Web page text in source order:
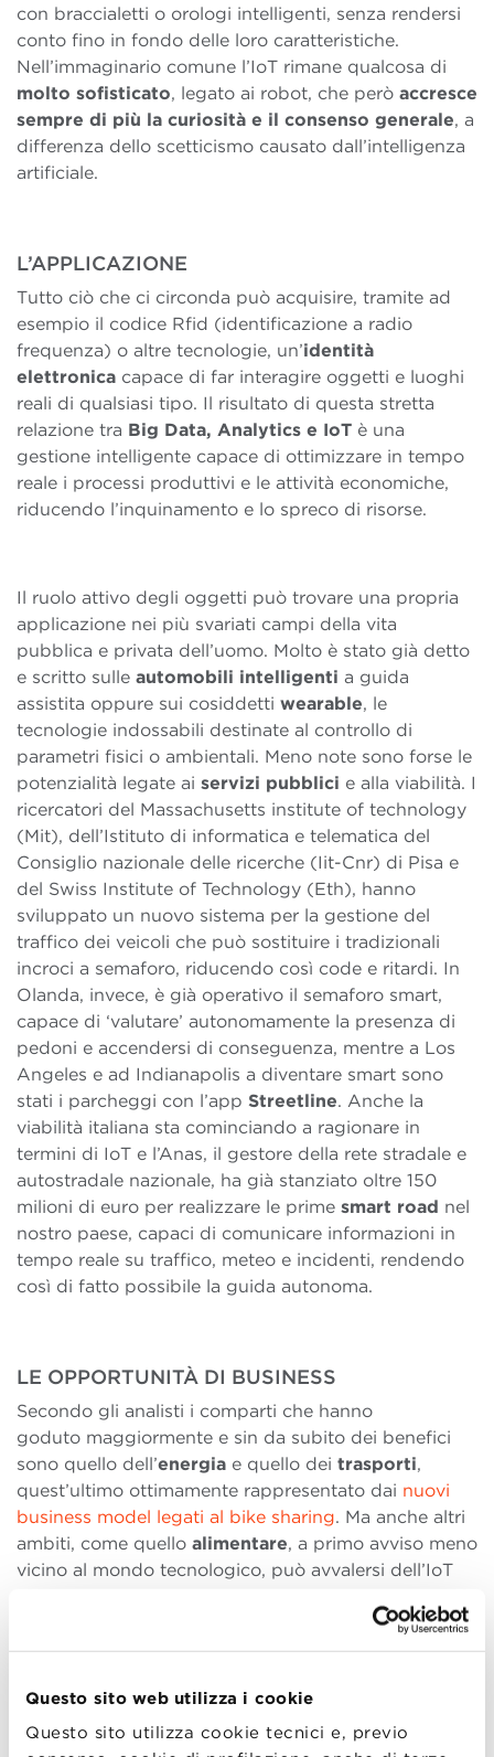
Questo sito web utilizza i cookie
Questo sito utilizza cookie tecnici e, previo
con braccialetti o orologi intelligenti, senza rendersi
conto fino in fondo delle loro caratteristiche.
Nell’immaginario comune l’IoT rimane qualcosa di
molto sofisticato, legato ai robot, che però accresce
sempre di più la curiosità e il consenso generale, a
differenza dello scetticismo causato dall’intelligenza
artificiale.
L’APPLICAZIONE
Tutto ciò che ci circonda può acquisire, tramite ad
esempio il codice Rfid (identificazione a radio
frequenza) o altre tecnologie, un’identità
elettronica capace di far interagire oggetti e luoghi
reali di qualsiasi tipo. Il risultato di questa stretta
relazione tra Big Data, Analytics e IoT è una
gestione intelligente capace di ottimizzare in tempo
reale i processi produttivi e le attività economiche,
riducendo l’inquinamento e lo spreco di risorse.
Il ruolo attivo degli oggetti può trovare una propria
applicazione nei più svariati campi della vita
pubblica e privata dell’uomo. Molto è stato già detto
e scritto sulle automobili intelligenti a guida
assistita oppure sui cosiddetti wearable, le
tecnologie indossabili destinate al controllo di
parametri fisici o ambientali. Meno note sono forse le
potenzialità legate ai servizi pubblici e alla viabilità. I
ricercatori del Massachusetts institute of technology
(Mit), dell’Istituto di informatica e telematica del
Consiglio nazionale delle ricerche (Iit-Cnr) di Pisa e
del Swiss Institute of Technology (Eth), hanno
sviluppato un nuovo sistema per la gestione del
traffico dei veicoli che può sostituire i tradizionali
incroci a semaforo, riducendo così code e ritardi. In
Olanda, invece, è già operativo il semaforo smart,
capace di ‘valutare’ autonomamente la presenza di
pedoni e accendersi di conseguenza, mentre a Los
Angeles e ad Indianapolis a diventare smart sono
stati i parcheggi con l’app Streetline. Anche la
viabilità italiana sta cominciando a ragionare in
termini di IoT e l’Anas, il gestore della rete stradale e
autostradale nazionale, ha già stanziato oltre 150
milioni di euro per realizzare le prime smart road nel
nostro paese, capaci di comunicare informazioni in
tempo reale su traffico, meteo e incidenti, rendendo
così di fatto possibile la guida autonoma.
LE OPPORTUNITÀ DI BUSINESS
Secondo gli analisti i comparti che hanno
goduto maggiormente e sin da subito dei benefici
sono quello dell’energia e quello dei trasporti,
quest’ultimo ottimamente rappresentato dai nuovi
business model legati al bike sharing. Ma anche altri
ambiti, come quello alimentare, a primo avviso meno
vicino al mondo tecnologico, può avvalersi dell’IoT
informazioni sulla qualità del prodotto e sulla filiera,
avvertendo addirittura il consumatore sulla perdita di
dei giorni. Oppure la confezione di un farmaco può
monitorare la modalità di assunzione e allertarci sulla